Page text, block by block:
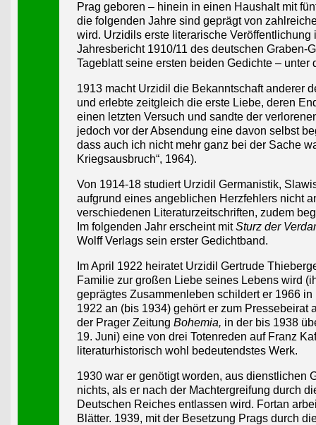
Prag geboren – hinein in einen Haushalt mit
die folgenden Jahre sind geprägt von
wird. Urzidils erste literarische
Jahresbericht 1910/11 des deutschen Graben-
Tageblatt seine ersten beiden Gedichte – unter
1913 macht Urzidil die Bekanntschaft anderer
und erlebte zeitgleich die erste Liebe, deren
einen letzten Versuch und sandte der
jedoch vor der Absendung eine davon selbst
dass auch ich nicht mehr ganz bei der Sache
Kriegsausbruch“, 1964).
Von 1914-18 studiert Urzidil Germanistik,
aufgrund eines angeblichen Herzfehlers nicht
verschiedenen Literaturzeitschriften, zudem
Im folgenden Jahr erscheint mitSturz der
Wolff Verlags sein erster Gedichtband.
Im April 1922 heiratet Urzidil Gertrude
Familie zur großen Liebe seines Lebens wird
geprägtes Zusammenleben schildert er 1966 in
1922 an (bis 1934) gehört er zum
der Prager Zeitung Bohemia, in der bis 1938
19. Juni) eine von drei Totenreden auf Franz
literaturhistorisch wohl bedeutendstes Werk.
1930 war er genötigt worden, aus dienstlichen
nichts, als er nach der Machtergreifung durch
Deutschen Reiches entlassen wird. Fortan
Blätter. 1939, mit der Besetzung Prags durch